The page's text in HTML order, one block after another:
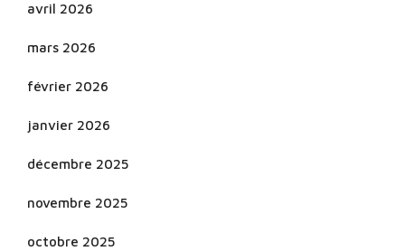
avril 2026
mars 2026
février 2026
janvier 2026
décembre 2025
novembre 2025
octobre 2025